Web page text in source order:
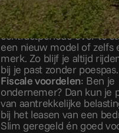
Flexibiliteit: Met een
je alle vrijheid om na de
contractperiode over te
een nieuw model of zelfs
merk. Zo blijf je altijd
bij je past zonder poespas.
Fiscale voordelen: Ben je
ondernemer? Dan kun je
van aantrekkelijke
bij het leasen van een
Slim geregeld én goed